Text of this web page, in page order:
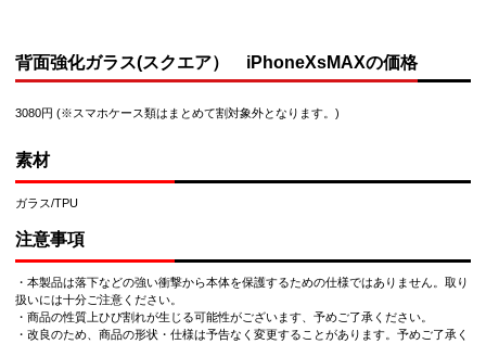
背面強化ガラス(スクエア） iPhoneXsMAXの価格
3080円 (※スマホケース類はまとめて割対象外となります。)
素材
ガラス/TPU
注意事項
・本製品は落下などの強い衝撃から本体を保護するための仕様ではありません。取り
扱いには十分ご注意ください。
・商品の性質上ひび割れが生じる可能性がございます、予めご了承ください。
・改良のため、商品の形状・仕様は予告なく変更することがあります。予めご了承く